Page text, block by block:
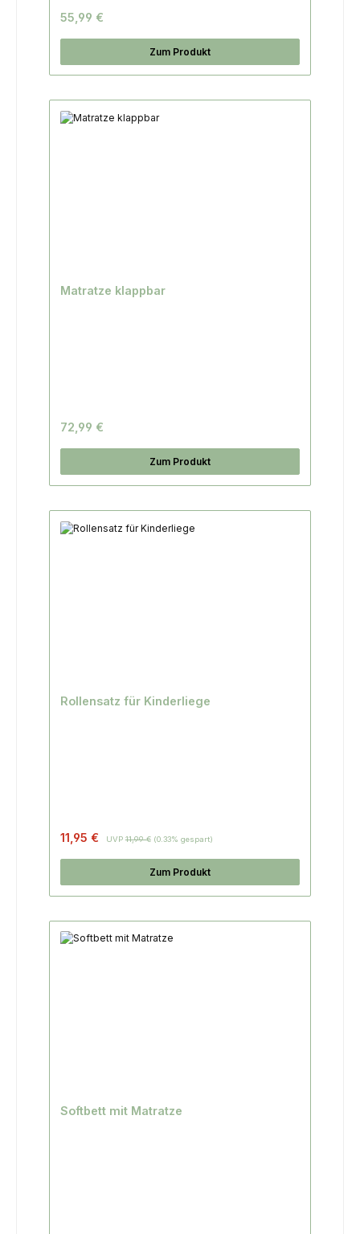
55,99 €
Zum Produkt
Matratze klappbar
72,99 €
Zum Produkt
Rollensatz für Kinderliege
11,95 € UVP 11,99 € (0.33% gespart)
Zum Produkt
Softbett mit Matratze